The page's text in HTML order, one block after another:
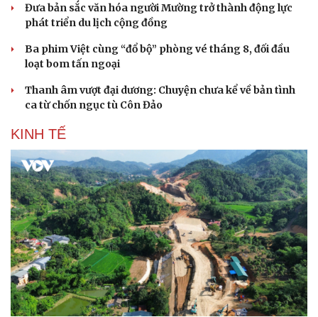
Đưa bản sắc văn hóa người Mường trở thành động lực
phát triển du lịch cộng đồng
Ba phim Việt cùng “đổ bộ” phòng vé tháng 8, đối đầu
loạt bom tấn ngoại
Thanh âm vượt đại dương: Chuyện chưa kể về bản tình
ca từ chốn ngục tù Côn Đảo
KINH TẾ